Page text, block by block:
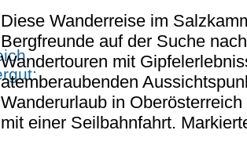
Diese Wanderreise im
Bergfreunde auf der Suche
Wandertouren mit
atemberaubenden
Wanderurlaub in
mit einer Seilbahnfahrt.